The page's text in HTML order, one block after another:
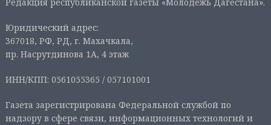
Редакция республиканской газеты «Молодежь Дагестана».
Юридический адрес:
367018, РФ, РД, г. Махачкала,
пр. Насрутдинова 1А, 4 этаж
ИНН/КПП: 0561055365 / 057101001
Газета зарегистрирована Федеральной службой по
надзору в сфере связи, информационных технологий и